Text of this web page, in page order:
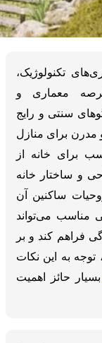
تکنولوژیک،
معماری و
سنتی و رایج
مدرن برای منازل
برای خانه از
و ساختار خانه
ساکنین آن
مناسب می‌تواند
فراهم کند و بر
توجه به این نکات
بسیار حائز اهمیت